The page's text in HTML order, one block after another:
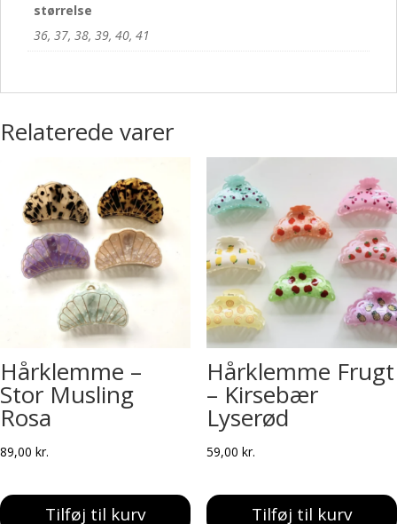
størrelse
36, 37, 38, 39, 40, 41
Relaterede varer
Hårklemme –
Stor Musling
Rosa
89,00 kr.
Tilføj til kurv
Hårklemme Frugt
– Kirsebær
Lyserød
59,00 kr.
Tilføj til kurv